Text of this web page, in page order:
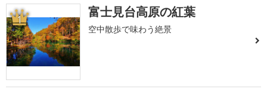
1 富士見台高原の紅葉
空中散歩で味わう絶景